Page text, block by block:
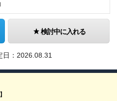
検討中に入れる
： 2026.08.31